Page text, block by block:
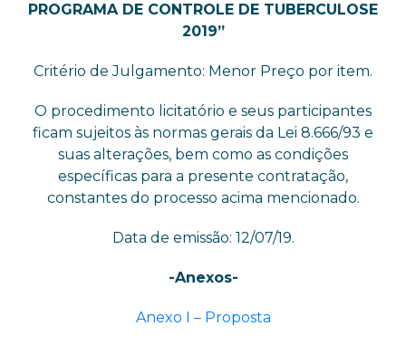
PROGRAMA DE CONTROLE DE TUBERCULOSE
2019”
Critério de Julgamento: Menor Preço por item.
O procedimento licitatório e seus participantes
ficam sujeitos às normas gerais da Lei 8.666/93 e
suas alterações, bem como as condições
específicas para a presente contratação,
constantes do processo acima mencionado.
Data de emissão: 12/07/19.
-Anexos-
Anexo I – Proposta